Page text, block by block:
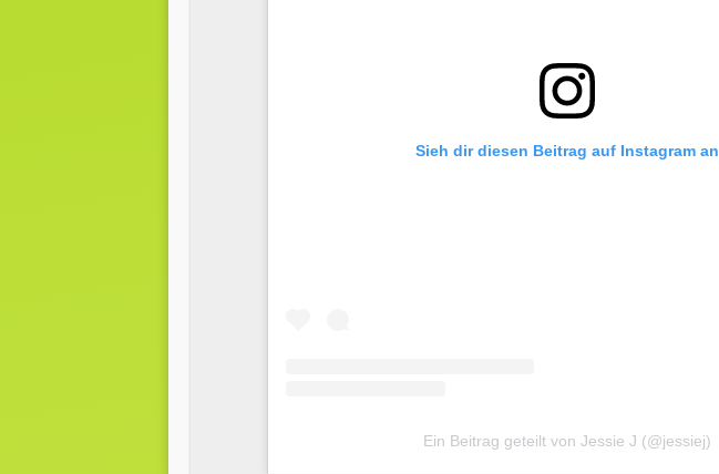
Sieh dir diesen Beitrag auf Instagram an
Ein Beitrag geteilt von Jessie J (@jessiej)